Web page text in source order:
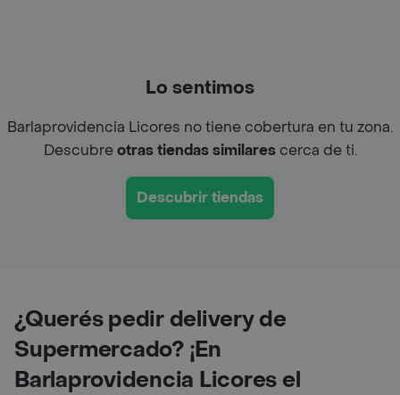
Lo sentimos
Barlaprovidencia Licores no tiene cobertura en tu zona.
Descubreotras tiendas similarescerca de ti.
Descubrir tiendas
¿Querés pedir delivery de
Supermercado? ¡En
Barlaprovidencia Licores el